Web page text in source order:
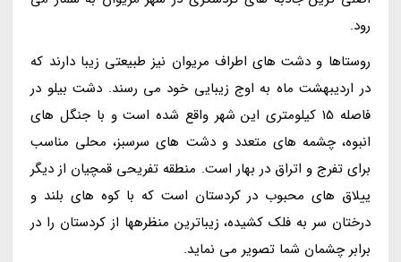
رود.
روستاها و دشت های اطراف مریوان نیز طبیعتی زیبا دارند که
در اردیبهشت ماه به اوج زیبایی خود می رسند. دشت بیلو در
فاصله 15 کیلومتری این شهر واقع شده است و با جنگل های
انبوه، چشمه های متعدد و دشت های سرسبز، محلی مناسب
برای تفرج و اتراق در بهار است. منطقه تفریحی قمچیان از دیگر
ییلاق های محبوب در کردستان است که با کوه های بلند و
درختان سر به فلک کشیده، زیباترین منظرهها از کردستان را در
برابر چشمان شما تصویر می نماید.